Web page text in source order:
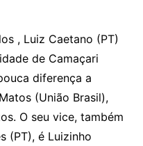
, Luiz Caetano (PT)
de Camaçari
diferença a
(União Brasil),
O seu vice, também
(PT), é Luizinho